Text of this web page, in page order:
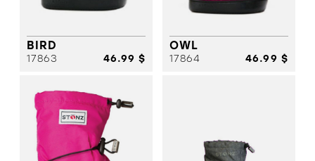
BIRD
17863 46.99 $
OWL
17864 46.99 $